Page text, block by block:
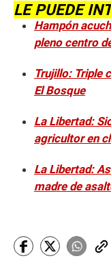
LE PUEDE
Hampón
pleno centro
Trujillo: Triple
El Bosque
La Libertad:
agricultor en
La Libertad:
madre de